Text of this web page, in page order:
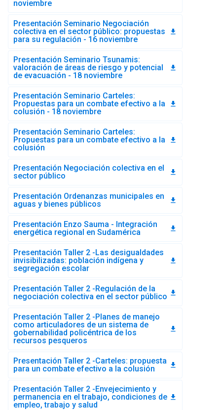
noviembre
Presentación Seminario Negociación
colectiva en el sector público: propuestas
para su regulación - 16 noviembre
file_download
Presentación Seminario Tsunamis:
valoración de áreas de riesgo y potencial
de evacuación - 18 noviembre
file_download
Presentación Seminario Carteles:
Propuestas para un combate efectivo a la
colusión - 18 noviembre
file_download
Presentación Seminario Carteles:
Propuestas para un combate efectivo a la
colusión
file_download
Presentación Negociación colectiva en el
sector público
file_download
Presentación Ordenanzas municipales en
aguas y bienes públicos
file_download
Presentación Enzo Sauma - Integración
energética regional en Sudamérica
file_download
Presentación Taller 2 -Las desigualdades
invisibilizadas: población indígena y
segregación escolar
file_download
Presentación Taller 2 -Regulación de la
negociación colectiva en el sector público file_download
Presentación Taller 2 -Planes de manejo
como articuladores de un sistema de
gobernabilidad policéntrica de los
recursos pesqueros
file_download
Presentación Taller 2 -Carteles: propuesta
para un combate efectivo a la colusión
file_download
Presentación Taller 2 -Envejecimiento y
permanencia en el trabajo, condiciones de
empleo, trabajo y salud
file_download